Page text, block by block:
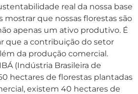
real da nossa base
mostrar que nossas florestas são
apenas um ativo produtivo. É
que a contribuição do setor
da produção comercial.
(Indústria Brasileira de
hectares de florestas plantadas
existem 40 hectares de